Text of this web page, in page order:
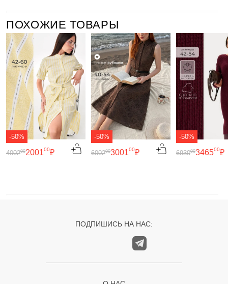
ПОХОЖИЕ ТОВАРЫ
-50%
200100₽
400200
-50%
300100₽
600200
-50%
346500₽
693000
ПОДПИШИСЬ НА НАС: